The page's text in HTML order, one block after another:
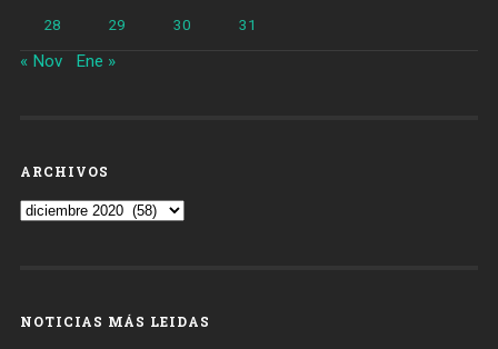
28 29 30 31
« Nov Ene »
ARCHIVOS
Archivos
NOTICIAS MÁS LEIDAS